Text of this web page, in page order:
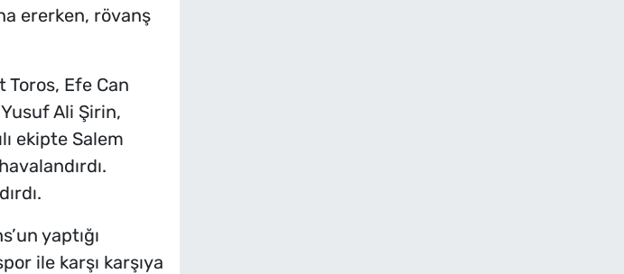
ererken, rövanş
Efe Can
Yusuf Ali Şirin,
ekipte Salem
yaptığı
ile karşı karşıya